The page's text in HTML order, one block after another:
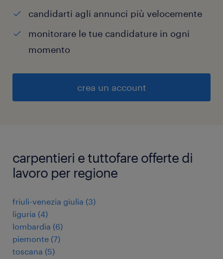
candidarti agli annunci più velocemente
monitorare le tue candidature in ogni
momento
crea un account
carpentieri e tuttofare offerte di
lavoro per regione
friuli-venezia giulia (3)
liguria (4)
lombardia (6)
piemonte (7)
toscana (5)